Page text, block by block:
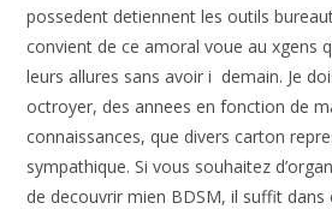
possedent detiennent les outils
convient de ce amoral voue au xgens
leurs allures sans avoir i demain. Je
octroyer, des annees en fonction de
connaissances, que divers carton
sympathique. Si vous souhaitez
de decouvrir mien BDSM, il suffit